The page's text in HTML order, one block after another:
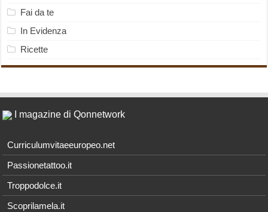
Fai da te
In Evidenza
Ricette
I magazine di Qonnetwork
Curriculumvitaeeuropeo.net
Passionetattoo.it
Troppodolce.it
Scoprilamela.it